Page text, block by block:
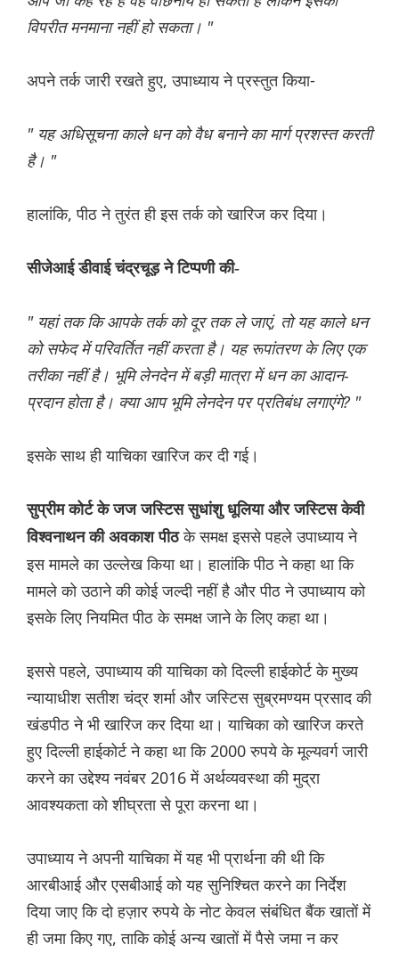
विपरीत मनमाना नहीं हो सकता। "
अपने तर्क जारी रखते हुए, उपाध्याय ने प्रस्तुत किया-
" यह अधिसूचना काले धन को वैध बनाने का मार्ग प्रशस्त करती
है। "
हालांकि, पीठ ने तुरंत ही इस तर्क को खारिज कर दिया।
सीजेआई डीवाई चंद्रचूड़ ने टिप्पणी की-
" यहां तक ​​कि आपके तर्क को दूर तक ले जाएं, तो यह काले धन
को सफेद में परिवर्तित नहीं करता है। यह रूपांतरण के लिए एक
तरीका नहीं है। भूमि लेनदेन में बड़ी मात्रा में धन का आदान-
प्रदान होता है। क्या आप भूमि लेनदेन पर प्रतिबंध लगाएंगे? "
इसके साथ ही याचिका खारिज कर दी गई।
सुप्रीम कोर्ट के जज जस्टिस सुधांशु धूलिया और जस्टिस केवी
विश्वनाथन की अवकाश पीठके समक्ष इससे पहले उपाध्याय ने
इस मामले का उल्लेख किया था। हालांकि पीठ ने कहा था कि
मामले को उठाने की कोई जल्दी नहीं है और पीठ ने उपाध्याय को
इसके लिए नियमित पीठ के समक्ष जाने के लिए कहा था।
इससे पहले, उपाध्याय की याचिका को दिल्ली हाईकोर्ट के मुख्य
न्यायाधीश सतीश चंद्र शर्मा और जस्टिस सुब्रमण्यम प्रसाद की
खंडपीठ ने भी खारिज कर दिया था। याचिका को खारिज करते
हुए दिल्ली हाईकोर्ट ने कहा था कि 2000 रुपये के मूल्यवर्ग जारी
करने का उद्देश्य नवंबर 2016 में अर्थव्यवस्था की मुद्रा
आवश्यकता को शीघ्रता से पूरा करना था।
उपाध्याय ने अपनी याचिका में यह भी प्रार्थना की थी कि
आरबीआई और एसबीआई को यह सुनिश्चित करने का निर्देश
दिया जाए कि दो हज़ार रुपये के नोट केवल संबंधित बैंक खातों में
ही जमा किए गए, ताकि कोई अन्य खातों में पैसे जमा न कर